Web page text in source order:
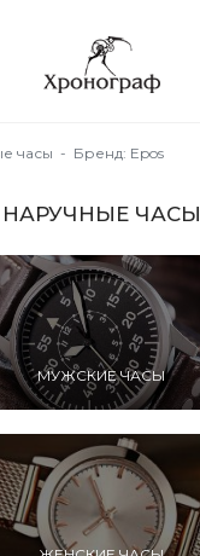
часы - Бренд: Epos
НАРУЧНЫЕ ЧАСЫ
МУЖСКИЕ ЧАСЫ